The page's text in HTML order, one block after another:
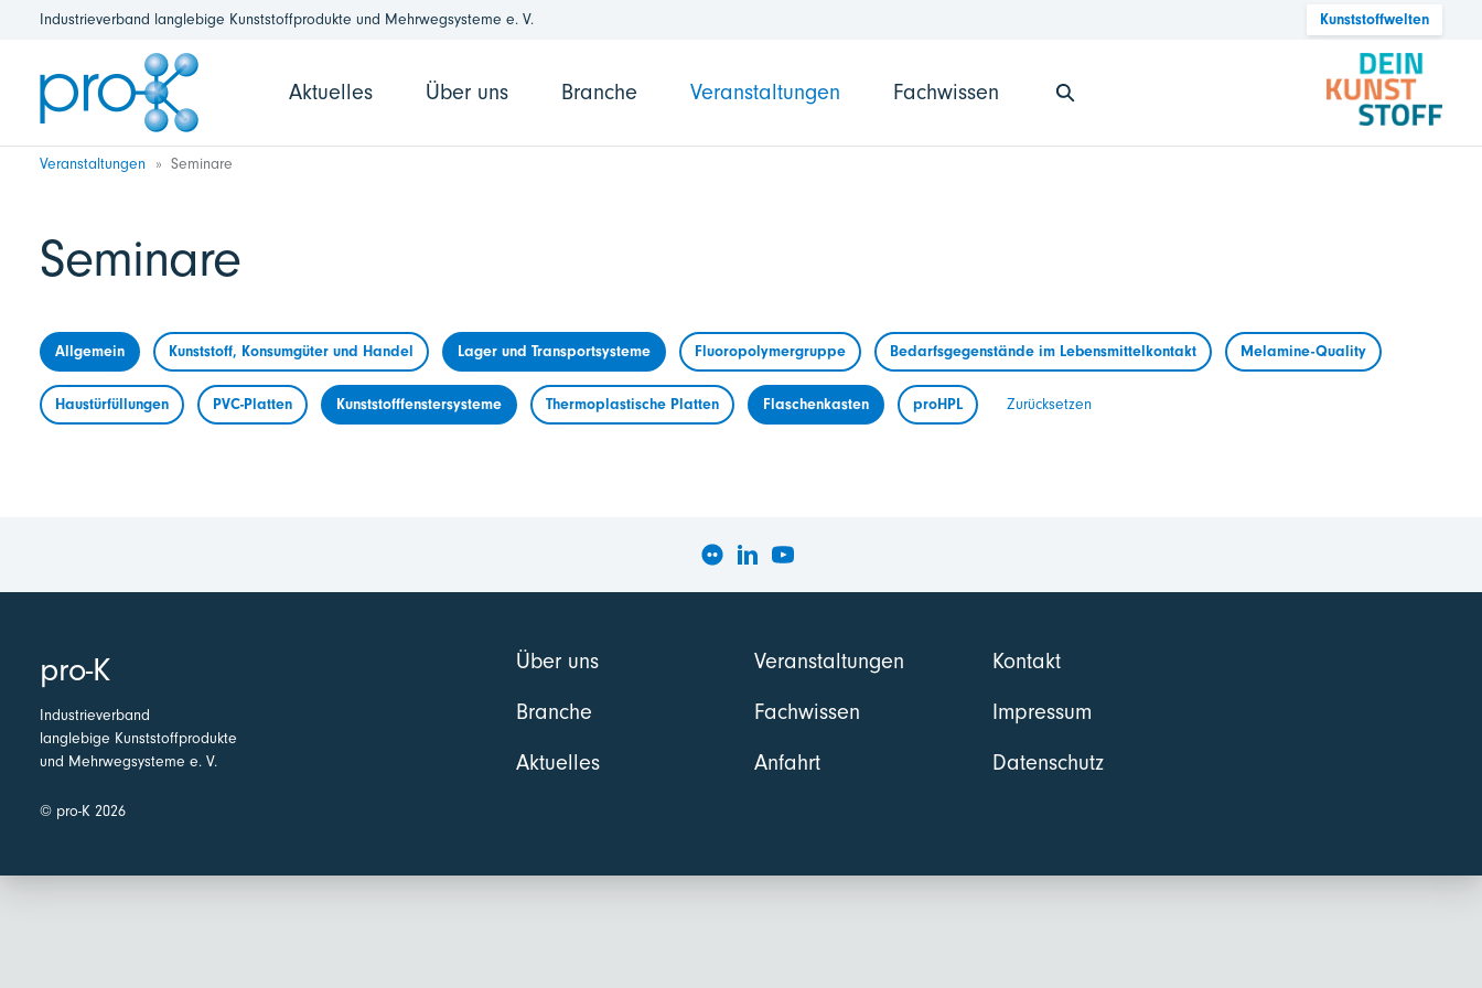
Industrieverband langlebige Kunststoffprodukte und Mehrwegsysteme e. V. Kunststoffwelten
Aktuelles Über uns Branche Veranstaltungen Fachwissen
Veranstaltungen Seminare
Seminare
Allgemein Kunststoff, Konsumgüter und Handel Lager und Transportsysteme Fluoropolymergruppe Bedarfsgegenstände im Lebensmittelkontakt Melamine-Quality
Haustürfüllungen PVC-Platten Kunststofffenstersysteme Thermoplastische Platten Flaschenkasten proHPL Zurücksetzen
pro-K
Industrieverband
langlebige Kunststoffprodukte
und Mehrwegsysteme e. V.
© pro-K 2026
Über uns
Branche
Aktuelles
Veranstaltungen
Fachwissen
Anfahrt
Kontakt
Impressum
Datenschutz